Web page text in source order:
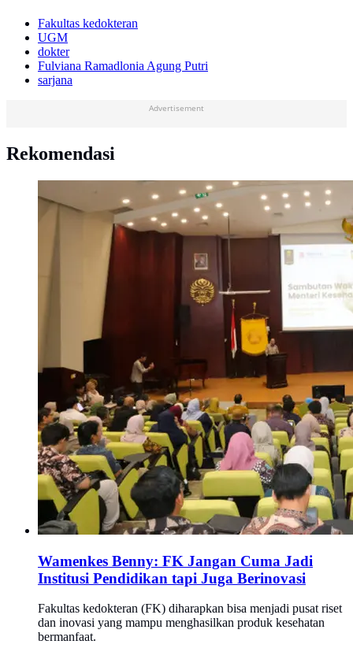
Fakultas kedokteran
UGM
dokter
Fulviana Ramadlonia Agung Putri
sarjana
Advertisement
Rekomendasi
Wamenkes Benny: FK Jangan Cuma Jadi
Institusi Pendidikan tapi Juga Berinovasi
Fakultas kedokteran (FK) diharapkan bisa menjadi pusat riset
dan inovasi yang mampu menghasilkan produk kesehatan
bermanfaat.